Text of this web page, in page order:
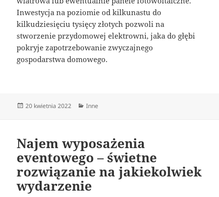
Inwestycja na poziomie od kilkunastu do
kilkudziesięciu tysięcy złotych pozwoli na
stworzenie przydomowej elektrowni, jaka do głębi
pokryje zapotrzebowanie zwyczajnego
gospodarstwa domowego.
Data
20 kwietnia 2022 Kategorie
Inne
Najem wyposażenia
eventowego – świetne
rozwiązanie na jakiekolwiek
wydarzenie